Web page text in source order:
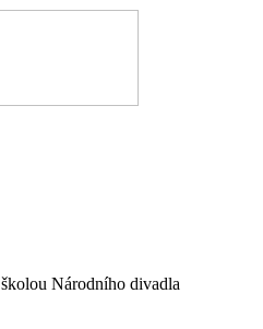
Národního divadla